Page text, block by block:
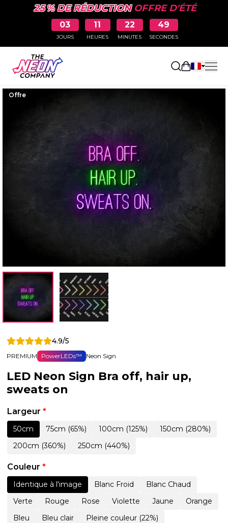
25 % DE RÉDUCTIONOFFRE D'ÉTÉ
03
JOURS
11
HEURES
22
MINUTES
48
SECONDES
Ouvrir le
Offre
4.9/5
PREMIUM PowerLEDs™ Neon Sign
LED Neon Sign Bra off, hair up,
sweats on
Largeur *
50cm 75cm (65%) 100cm (125%)
150cm (280%)
200cm (360%)
250cm (440%)
Couleur *
Identique à l'image Blanc Froid
Blanc Chaud
Verte
Rouge Rose Violette Jaune
Orange
Bleu
Bleu clair Pleine couleur (22%)